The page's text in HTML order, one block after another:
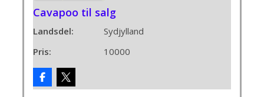
Cavapoo til salg
Landsdel:
Sydjylland
Pris:
10000